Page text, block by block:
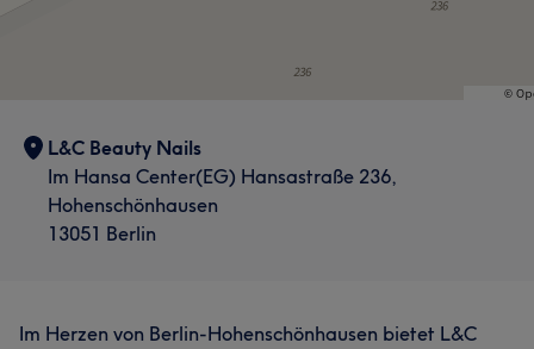
L&C Beauty Nails
Im Hansa Center(EG) Hansastraße 236,
Hohenschönhausen
13051 Berlin
Im Herzen von Berlin-Hohenschönhausen bietet L&C